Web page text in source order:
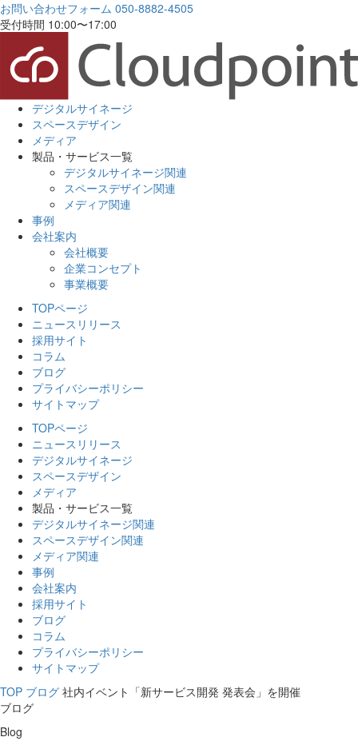
お問い合わせフォーム 050-8882-4505
受付時間 10:00〜17:00
デジタルサイネージ
スペースデザイン
メディア
製品・サービス一覧
デジタルサイネージ関連
スペースデザイン関連
メディア関連
事例
会社案内
会社概要
企業コンセプト
事業概要
TOPページ
ニュースリリース
採用サイト
コラム
ブログ
プライバシーポリシー
サイトマップ
TOPページ
ニュースリリース
デジタルサイネージ
スペースデザイン
メディア
製品・サービス一覧
デジタルサイネージ関連
スペースデザイン関連
メディア関連
事例
会社案内
採用サイト
ブログ
コラム
プライバシーポリシー
サイトマップ
TOP ブログ 社内イベント「新サービス開発 発表会」を開催
ブログ
Blog